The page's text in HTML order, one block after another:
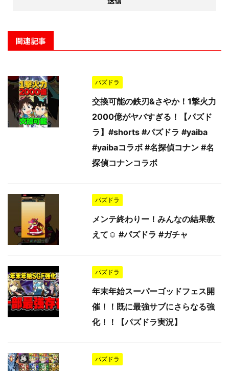
関連記事
パズドラ
交換可能の鉄刃&さやか！1撃火力
2000億がヤバすぎる！【パズド
ラ】#shorts #パズドラ #yaiba
#yaibaコラボ #名探偵コナン #名
探偵コナンコラボ
パズドラ
メンテ終わりー！みんなの結果教
えて☺️ #パズドラ #ガチャ
パズドラ
年末年始スーパーゴッドフェス開
催！！既に最強サブにさらなる強
化！！【パズドラ実況】
パズドラ